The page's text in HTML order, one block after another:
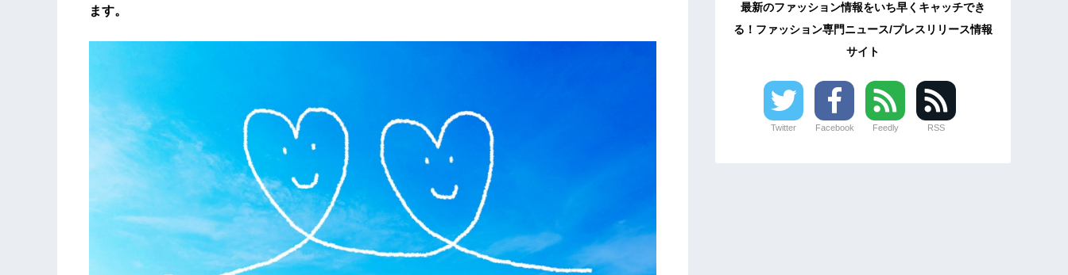
ます。
最新のファッション情報をいち早くキャッチでき
る！ファッション専門ニュース/プレスリリース情報
サイト
Twitter Facebook Feedly RSS